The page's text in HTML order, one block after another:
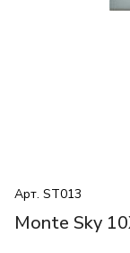
Арт. ST013
Monte Sky